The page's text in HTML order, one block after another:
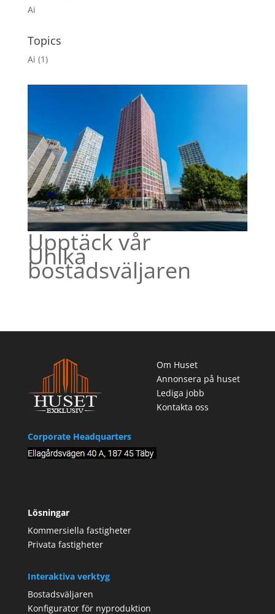
Ai
Topics
Ai (1)
Upptäck vår
Unika
bostadsväljaren
Corporate Headquarters
Om Huset
Annonsera på huset
Lediga jobb
Kontakta oss
Lösningar
Kommersiella fastigheter
Privata fastigheter
Interaktiva verktyg
Bostadsväljaren
Konfigurator för nyproduktion